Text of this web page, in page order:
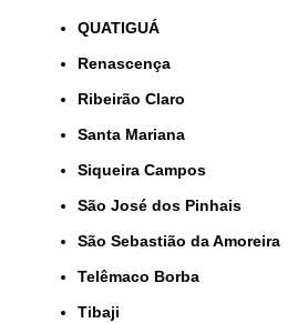
QUATIGUÁ
Renascença
Ribeirão Claro
Santa Mariana
Siqueira Campos
São José dos Pinhais
São Sebastião da Amoreira
Telêmaco Borba
Tibaji